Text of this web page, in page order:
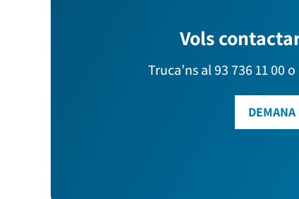
Vols
Truca’ns al 93 736 11 00